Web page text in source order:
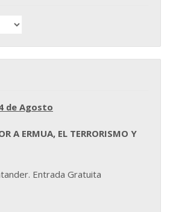
de Agosto
A ERMUA, EL TERRORISMO Y
Entrada Gratuita